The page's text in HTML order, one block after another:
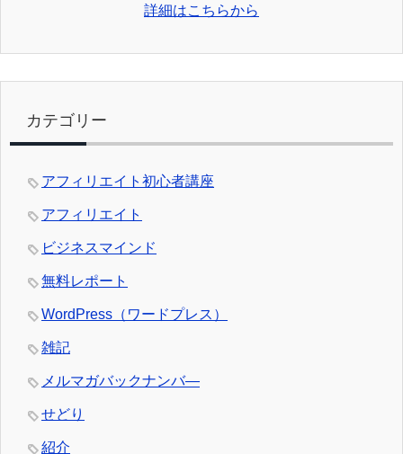
詳細はこちらから
カテゴリー
アフィリエイト初心者講座
アフィリエイト
ビジネスマインド
無料レポート
WordPress（ワードプレス）
雑記
メルマガバックナンバ―
せどり
紹介